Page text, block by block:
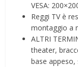
VESA:
Reggi TV è
montaggio a
ALTRI
theater,
base appeso,